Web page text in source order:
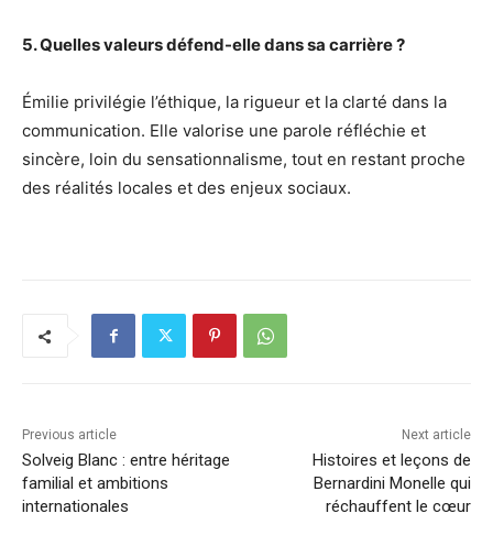
5. Quelles valeurs défend-elle dans sa carrière ?
Émilie privilégie l’éthique, la rigueur et la clarté dans la
communication. Elle valorise une parole réfléchie et
sincère, loin du sensationnalisme, tout en restant proche
des réalités locales et des enjeux sociaux.
Previous article
Solveig Blanc : entre héritage
familial et ambitions
internationales
Next article
Histoires et leçons de
Bernardini Monelle qui
réchauffent le cœur